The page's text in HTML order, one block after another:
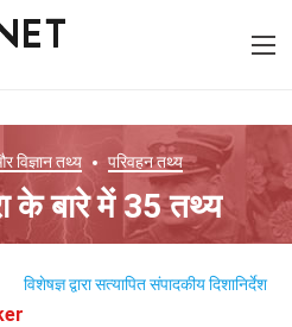
विज्ञानतथ्य परिवहनतथ्य
के बारे में 35 तथ्य
विशेषज्ञ द्वारा सत्यापित संपादकीय दिशानिर्देश